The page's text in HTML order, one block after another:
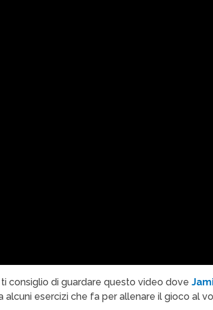
ti consiglio di guardare questo video dove
alcuni esercizi che fa per allenare il gioco al